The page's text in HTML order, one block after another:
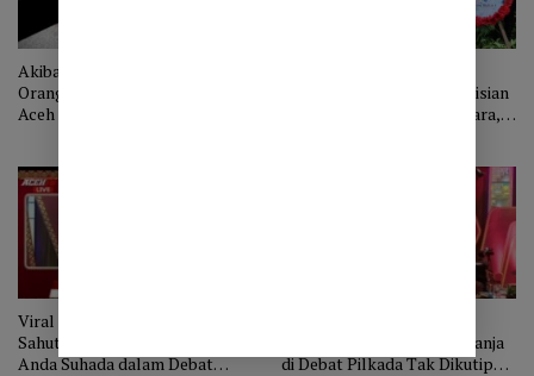
Akibat Kedipkan Mata ke Istri
Orang, Nyawa Seorang Lelaki di
Aceh Tengah Melayang?
Pemakaman Tradisi Kepolisian
Alm Briptu Alhudani Mahara,
Viral Potongan Video Saling
Sahut Antara Bardan Sahidi dan
Anda Suhada dalam Debat
Pernyataannya Tentang Ganja
di Debat Pilkada Tak Dikutip